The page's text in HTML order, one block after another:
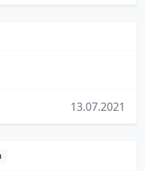
13.07.2021